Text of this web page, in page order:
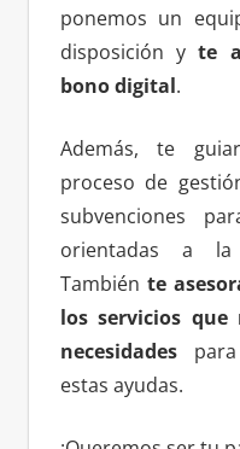
ponemos un
disposición yte
bono digital.
Además, te
proceso de
subvenciones
orientadas a la
También te
los servicios
necesidadespara
estas ayudas.